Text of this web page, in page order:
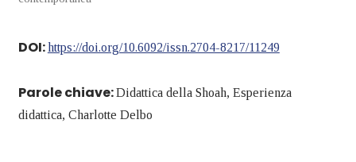
DOI:https://doi.org/10.6092/issn.2704-8217/11249
Parole chiave:Didattica della Shoah, Esperienza
didattica, Charlotte Delbo